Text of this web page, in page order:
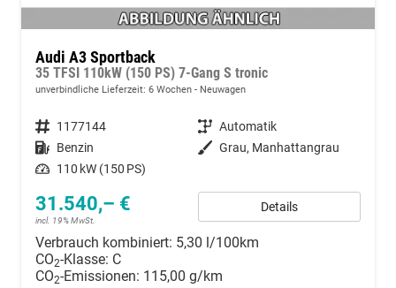
Audi A3 Sportback
35 TFSI 110kW (150 PS) 7-Gang S tronic
unverbindliche Lieferzeit: 6 Wochen Neuwagen
Fahrzeugnummer 1177144 Getriebe Automatik
Kraftstoff Benzin Außenfarbe Grau, Manhattangrau
Leistung 110 kW (150 PS)
31.540,– €
incl. 19% MwSt.
Details
Verbrauch kombiniert: 5,30 l/100km
CO2-Klasse: C
CO2-Emissionen: 115,00 g/km